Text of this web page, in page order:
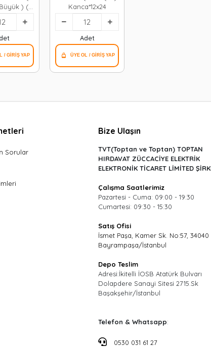
) (
) ( S )
Kanca*12x24
Adet
Sorular
Bize Ulaşın
TVT(Toptan ve Toptan) TOPTAN
HIRDAVAT ZÜCCACİYE ELEKTRİK
ELEKTRONİK TİCARET LİMİTED
Çalışma Saatlerimiz
Pazartesi - Cuma: 09:00 - 19:30
Cumartesi: 09:30 - 15:30
Satış Ofisi
İsmet Paşa, Kamer Sk. No:57, 34040
Bayrampaşa/İstanbul
Depo Teslim
Adresi:İkitelli İOSB Atatürk Bulvarı
Dolapdere Sanayi Sitesi 2715.Sk
Başakşehir/İstanbul
Telefon & Whatsapp:
0530 031 61 27